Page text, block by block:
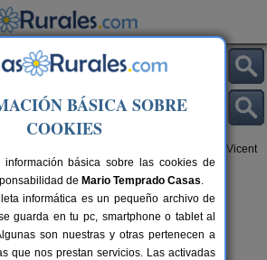
> Casa Sant Vicent
63
(Alicante)
75 km de Alicante
BÁSICA SOBRE
COOKIES
información básica sobre las cookies de
de Mario Temprado Casas.
informática es un pequeño archivo de
guarda en tu pc, smartphone o tablet al
son nuestras y otras pertenecen a
que nos prestan servicios. Las activadas